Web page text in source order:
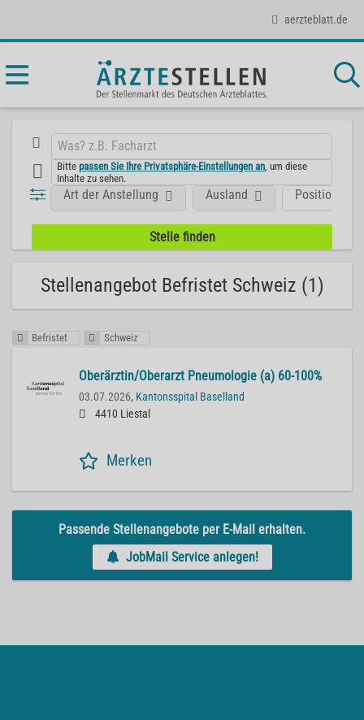
aerzteblatt.de
Bittepassen Sie Ihre Privatsphäre-Einstellungen an , um diese
Inhalte zu sehen.
Position
Art der Anstellung Ausland
Stellenangebot Befristet Schweiz (1)
Befristet Schweiz
Oberärztin/Oberarzt Pneumologie (a) 60-100%
03.07.2026, Kantonsspital Baselland
4410 Liestal
Merken
Passende Stellenangebote per E-Mail erhalten.
JobMail Service anlegen!